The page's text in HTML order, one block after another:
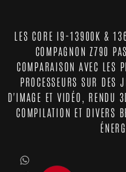
LES CORE I9-13900K &
COMPAGNON Z790
COMPARAISON AVEC LES
PROCESSEURS SUR DES
D'IMAGE ET VIDÉO, RENDU
COMPILATION ET DIVERS